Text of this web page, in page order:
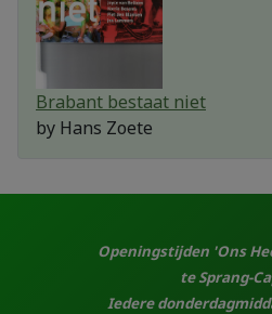
Brabant bestaat niet
by Hans Zoete
Openingstijden 'Ons
te Sprang-
Iedere